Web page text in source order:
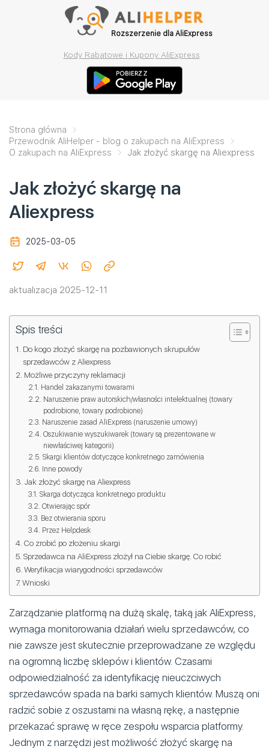
Rozszerzenie dla AliExpress
Kody Rabatowe i Kupony AliExpress
Strona główna
Przewodnik AliHelper - blog o zakupach na AliExpress
O zakupach na AliExpress
Jak złożyć skargę na Aliexpress
Jak złożyć skargę na
Aliexpress
2025-03-05
aktualizacja 2025-12-11
Spis treści
Do kogo złożyć skargę na pozbawionych skrupułów
sprzedawców z Aliexpress
Możliwe przyczyny reklamacji
Handel zakazanymi towarami
Naruszenie praw autorskich/własności intelektualnej (towary
podrobione, towary podrobione)
Naruszenie zasad AliExpress (naruszenie umowy)
Oszukiwanie wyszukiwarek (towary są prezentowane w
niewłaściwej kategorii)
Skargi klientów dotyczące konkretnego zamówienia
Inne powody
Jak złożyć skargę na Aliexpress
Skarga dotycząca konkretnego produktu
Otwierając spór
Bez otwierania sporu
Przez Helpdesk
Co zrobić po złożeniu skargi
Sprzedawca na AliExpress złożył na Ciebie skargę. Co robić
Weryfikacja wiarygodności sprzedawców
Wnioski
Zarządzanie platformą na dużą skalę, taką jak AliExpress,
wymaga monitorowania działań wielu sprzedawców, co
nie zawsze jest skutecznie przeprowadzane ze względu
na ogromną liczbę sklepów i klientów. Czasami
odpowiedzialność za identyfikację nieuczciwych
sprzedawców spada na barki samych klientów. Muszą oni
radzić sobie z oszustami na własną rękę, a następnie
przekazać sprawę w ręce zespołu wsparcia platformy.
Jednym z narzędzi jest możliwość złożyć skargę na